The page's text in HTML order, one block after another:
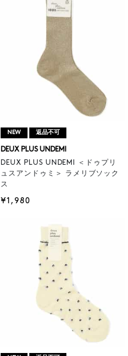
NEW 返品不可
DEUX PLUS UNDEMI
DEUX PLUS UNDEMI ＜ドゥプリ
ュスアンドゥミ＞ ラメリブソック
ス
¥1,980